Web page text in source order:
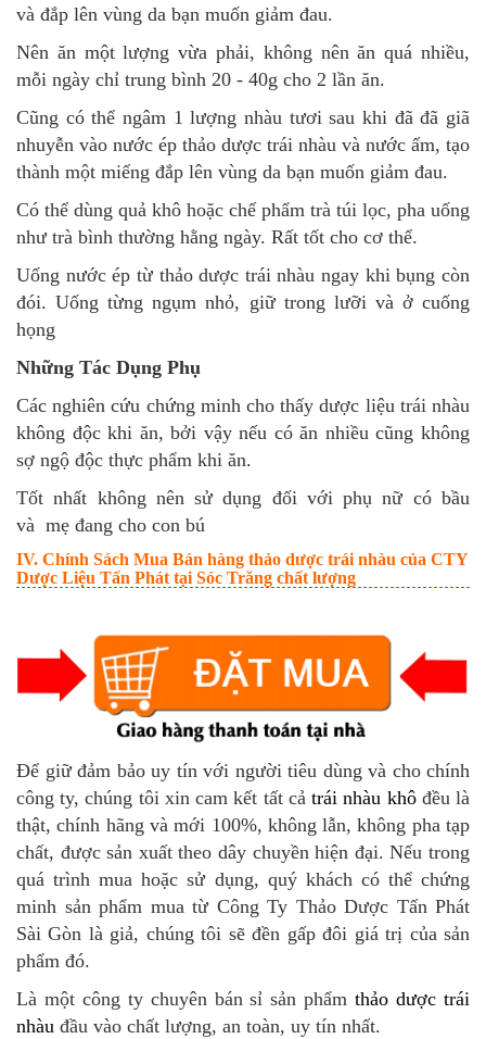
và đắp lên vùng da bạn muốn giảm đau.
Nên ăn một lượng vừa phải, không nên ăn quá nhiều,
mỗi ngày chỉ trung bình 20 - 40g cho 2 lần ăn.
Cũng có thể ngâm 1 lượng nhàu tươi sau khi đã đã giã
nhuyễn vào nước ép thảo dược trái nhàu và nước ấm, tạo
thành một miếng đắp lên vùng da bạn muốn giảm đau.
Có thể dùng quả khô hoặc chế phẩm trà túi lọc, pha uống
như trà bình thường hằng ngày. Rất tốt cho cơ thể.
Uống nước ép từ thảo dược trái nhàu ngay khi bụng còn
đói. Uống từng ngụm nhỏ, giữ trong lưỡi và ở cuống
họng
Những Tác Dụng Phụ
Các nghiên cứu chứng minh cho thấy dược liệu trái nhàu
không độc khi ăn, bởi vậy nếu có ăn nhiều cũng không
sợ ngộ độc thực phẩm khi ăn.
Tốt nhất không nên sử dụng đối với phụ nữ có bầu
và mẹ đang cho con bú
IV. Chính Sách Mua Bán hàng thảo dược trái nhàu của CTY
Dược Liệu Tấn Phát tại Sóc Trăng chất lượng
Để giữ đảm bảo uy tín với người tiêu dùng và cho chính
công ty, chúng tôi xin cam kết tất cảtrái nhàu khô đều là
thật, chính hãng và mới 100%, không lẫn, không pha tạp
chất, được sản xuất theo dây chuyền hiện đại. Nếu trong
quá trình mua hoặc sử dụng, quý khách có thể chứng
minh sản phẩm mua từ Công Ty Thảo Dược Tấn Phát
Sài Gòn là giả, chúng tôi sẽ đền gấp đôi giá trị của sản
phẩm đó.
Là một công ty chuyên bán sỉ sản phẩmthảo dược trái
nhàu đầu vào chất lượng, an toàn, uy tín nhất.